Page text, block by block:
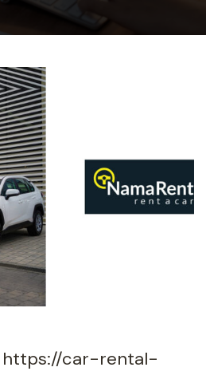
https://car-rental-